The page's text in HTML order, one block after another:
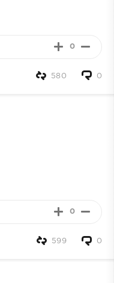
0
0
580
0
0
599